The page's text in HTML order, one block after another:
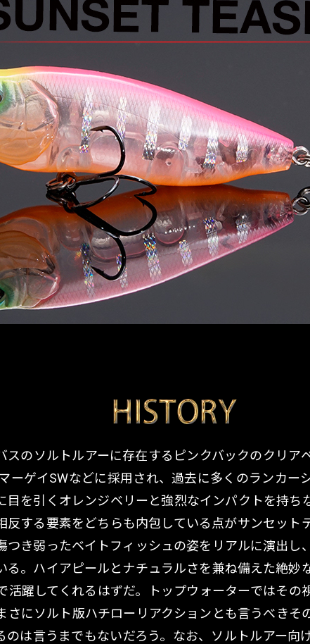
スのソルトルアーに存在するピンクバックのクリア
ーゲイSWなどに採用され、過去に多くのランカー
目を引くオレンジベリーと強烈なインパクトを持ち
反する要素をどちらも内包している点がサンセット
つき弱ったベイトフィッシュの姿をリアルに演出し
る。ハイアピールとナチュラルさを兼ね備えた絶妙
活躍してくれるはずだ。トップウォーターではその
さにソルト版ハチローリアクションとも言うべきそ
のは言うまでもないだろう。なお、ソルトルアー向